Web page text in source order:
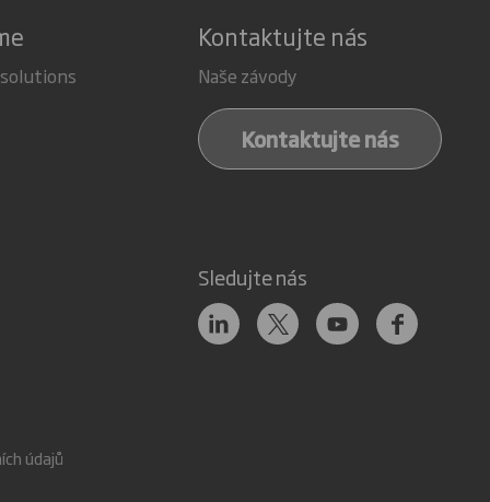
Kontaktujte nás
Naše závody
Kontaktujte nás
Sledujte nás
údajů